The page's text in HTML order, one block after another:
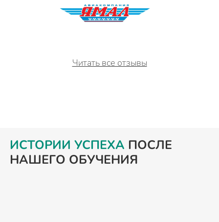
Читать все отзывы
ИСТОРИИ УСПЕХА ПОСЛЕ
НАШЕГО ОБУЧЕНИЯ